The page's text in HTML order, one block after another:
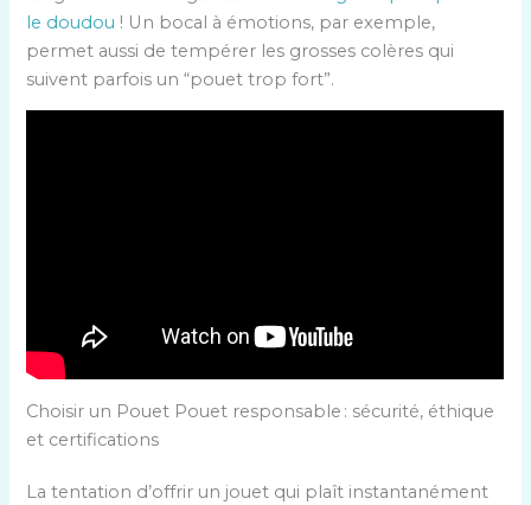
le doudou ! Un bocal à émotions, par exemple,
permet aussi de tempérer les grosses colères qui
suivent parfois un “pouet trop fort”.
Choisir un Pouet Pouet responsable : sécurité, éthique
et certifications
La tentation d’offrir un jouet qui plaît instantanément